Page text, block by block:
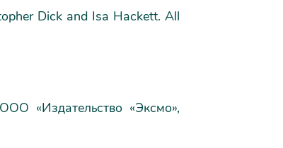
Dick and Isa Hackett. All
«Издательство «Эксмо»,